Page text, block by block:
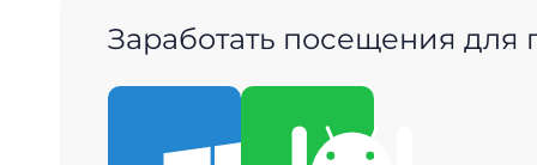
Заработать посещения